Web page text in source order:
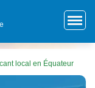
local en Équateur